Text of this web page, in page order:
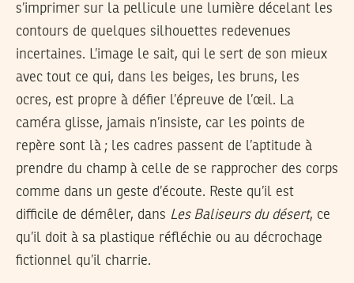
s’imprimer sur la pellicule une lumière décelant les
contours de quelques silhouettes redevenues
incertaines. L’image le sait, qui le sert de son mieux
avec tout ce qui, dans les beiges, les bruns, les
ocres, est propre à défier l’épreuve de l’œil. La
caméra glisse, jamais n’insiste, car les points de
repère sont là ; les cadres passent de l’aptitude à
prendre du champ à celle de se rapprocher des corps
comme dans un geste d’écoute. Reste qu’il est
difficile de démêler, dans Les Baliseurs du désert, ce
qu’il doit à sa plastique réfléchie ou au décrochage
fictionnel qu’il charrie.